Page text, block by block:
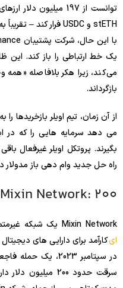
stETH و USDC فرار کند – تقریباً به طور کامل پروتکل را تخلیه کرد.
یک خط ارتباطی را باز کند. این
می‌کند، زیرا هکر بلافاصله «همه
بازگرداند.
از آن زمان، تیم اویلر بازخریدها
می دهد سرمایه هایی را که در
بگیرند. پروتکل اویلر غیرفعال
راه حل جدید وام دهی باز مدولار
Mixin Network: 200 میلیون دلار
Mixin Network یک شبکه غیرمتمرکز است که برای تسهیل تجارت
ایکارآمد برای دارایی های
در سپتامبر 2023،
سرقت حدود 200